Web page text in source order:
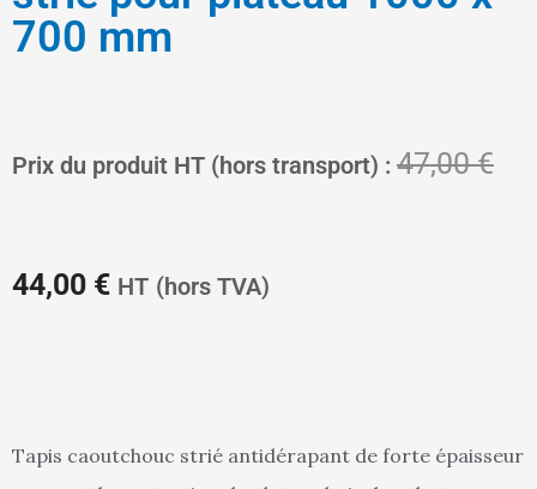
700 mm
Prix du produit HT (hors transport) : 47,00€Le
44,00 €
Le
prix
HT (hors TVA)
Tapis caoutchouc strié antidérapant de forte épaisseur